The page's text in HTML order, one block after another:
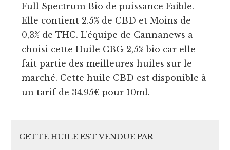
Full Spectrum Bio de puissance Faible.
Elle contient 2.5% de CBD et Moins de
0,3% de THC. L’équipe de Cannanews a
choisi cette Huile CBG 2,5% bio car elle
fait partie des meilleures huiles sur le
marché. Cette huile CBD est disponible à
un tarif de 34.95€ pour 10ml.
CETTE HUILE EST VENDUE PAR